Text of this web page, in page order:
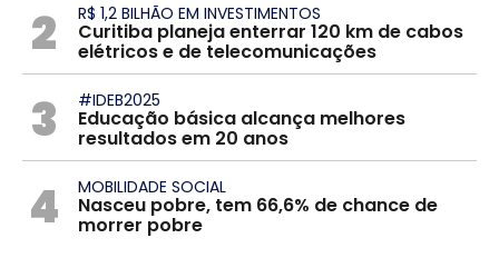
2 R$ 1,2 BILHÃO EM INVESTIMENTOS
Curitiba planeja enterrar 120 km de cabos
elétricos e de telecomunicações
3 #IDEB2025
Educação básica alcança melhores
resultados em 20 anos
4 MOBILIDADE SOCIAL
Nasceu pobre, tem 66,6% de chance de
morrer pobre